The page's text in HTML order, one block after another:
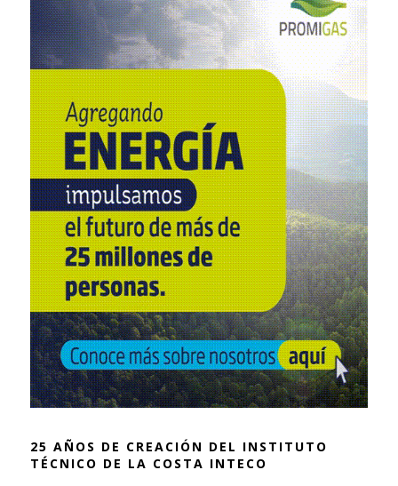
25 AÑOS DE CREACIÓN DEL INSTITUTO
TÉCNICO DE LA COSTA INTECO